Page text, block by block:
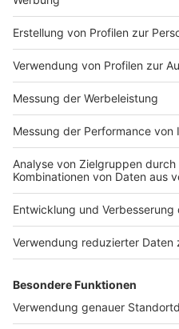
Eingeflossen sind Akten
digitale Quellen,
Informationen aus der
(ehemaligen)
Hilfswerks.
Das Kindermissionswerk
Sommer 2024 die
informieren, welche
umgesetzt werden
Der gesamte, rund 130
der Rechtsanwältin und
Janssen, Köln, kannHIER
Anzeige